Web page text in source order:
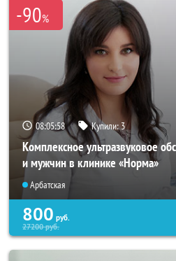
-90%
08:05:55 Купили:3
Комплексное ультразвуковое
и мужчин в клинике «Норма»
Арбатская
800 руб.
27200руб.